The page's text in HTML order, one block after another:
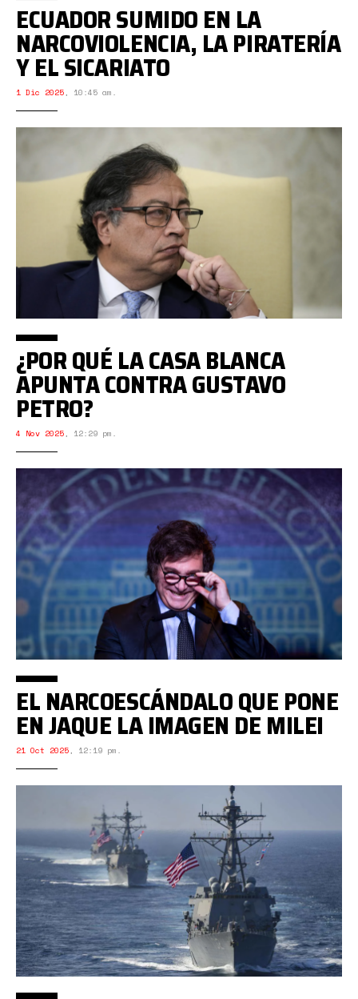
ECUADOR SUMIDO EN LA
NARCOVIOLENCIA, LA PIRATERÍA
Y EL SICARIATO
1 Dic 2025, 10:45 am.
¿POR QUÉ LA CASA BLANCA
APUNTA CONTRA GUSTAVO
PETRO?
4 Nov 2025, 12:29 pm.
EL NARCOESCÁNDALO QUE PONE
EN JAQUE LA IMAGEN DE MILEI
21 Oct 2025, 12:19 pm.